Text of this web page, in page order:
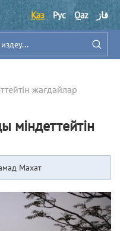
Қаз Рус Qaz قاز
жағдайлар
міндеттейтін
Махат